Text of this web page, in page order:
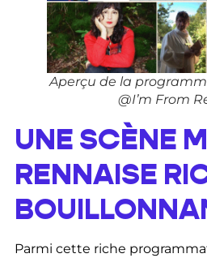
Aperçu de la
@I’m From
UNE SCÈNE
RENNAISE
Parmi cette riche